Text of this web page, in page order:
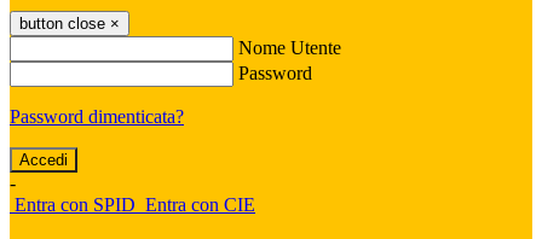
button close ×
Nome Utente
Password
Password dimenticata?
-
Entra con SPID Entra con CIE